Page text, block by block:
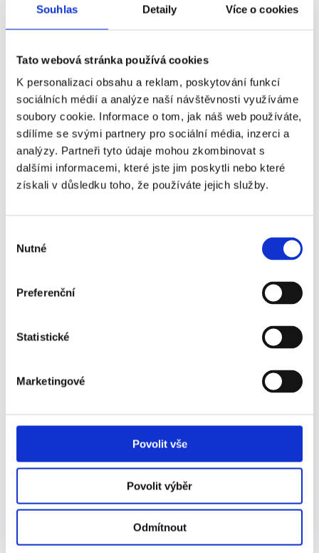
Souhlas Detaily Více o cookies
Tato webová stránka používá cookies
K personalizaci obsahu a reklam, poskytování funkcí
sociálních médií a analýze naší návštěvnosti využíváme
soubory cookie. Informace o tom, jak náš web používáte,
sdílíme se svými partnery pro sociální média, inzerci a
analýzy. Partneři tyto údaje mohou zkombinovat s
dalšími informacemi, které jste jim poskytli nebo které
získali v důsledku toho, že používáte jejich služby.
souhlasu
Nutné
Preferenční
Statistické
Marketingové
Povolit vše
Povolit výběr
Odmítnout
sektor 106 (všechna
sedadla pohromadě)
FC Barcelona - Real
Sociedad - 1.
kategorie Premium -
sektor 101 (všechna
sedadla pohromadě)
FC Barcelona - Real
Sociedad - 2.
kategorie Premium
+1 570 Kč
kategorie Premium -
sedadla pohromadě)
Sociedad - 1.
sedadla pohromadě)
Sociedad - 1.
FC BARCELONA aktuálně hraje své zápasy na
stadionu Camp Nou, kde stále probíhá rekonstrukce.
V průběhu sezony 2026/2027 může dojít k